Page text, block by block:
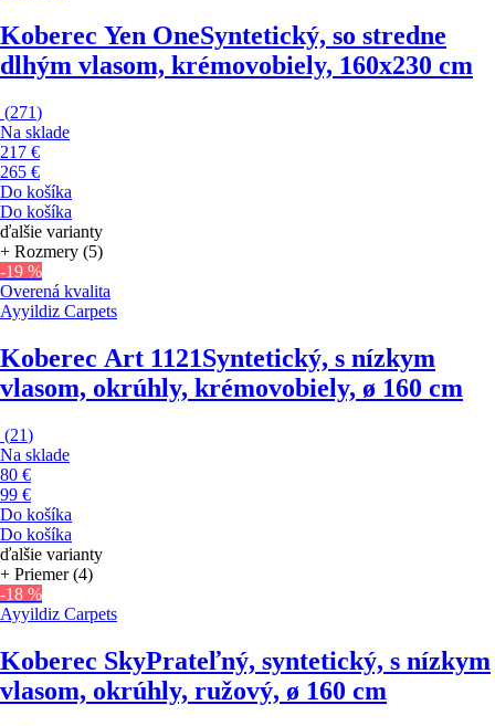
Koberec Yen OneSyntetický, so stredne
dlhým vlasom, krémovobiely, 160x230 cm
(271)
Na sklade
217 €
265 €
Do košíka
Do košíka
ďalšie varianty
+ Rozmery (5)
-19 %
Overená kvalita
Ayyildiz Carpets
Koberec Art 1121Syntetický, s nízkym
vlasom, okrúhly, krémovobiely, ø 160 cm
(21)
Na sklade
80 €
99 €
Do košíka
Do košíka
ďalšie varianty
+ Priemer (4)
-18 %
Ayyildiz Carpets
Koberec SkyPrateľný, syntetický, s nízkym
vlasom, okrúhly, ružový, ø 160 cm